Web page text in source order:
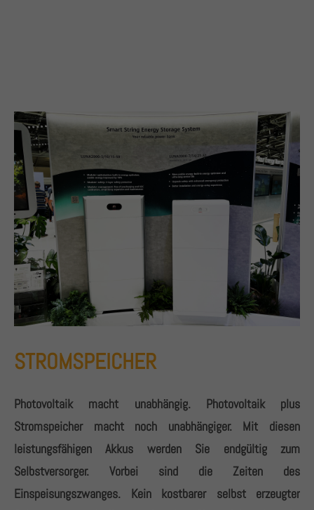
STROMSPEICHER
Photovoltaik macht unabhängig. Photovoltaik plus
Stromspeicher macht noch unabhängiger. Mit diesen
leistungsfähigen Akkus werden Sie endgültig zum
Selbstversorger. Vorbei sind die Zeiten des
Einspeisungszwanges. Kein kostbarer selbst erzeugter